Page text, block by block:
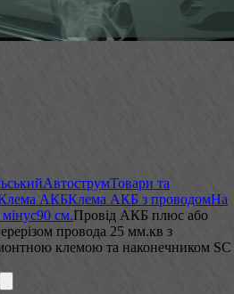
АвтострумТовари та
АКБКлема АКБ з проводомНа
90 см.Провід АКБ плюс або
провода 25 мм.кв з
клемою та наконечником SC